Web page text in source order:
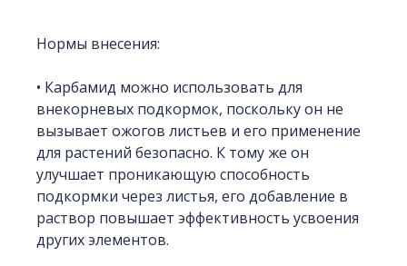
Нормы внесения:
• Карбамид можно использовать для
внекорневых подкормок, поскольку он не
вызывает ожогов листьев и его применение
для растений безопасно. К тому же он
улучшает проникающую способность
подкормки через листья, его добавление в
раствор повышает эффективность усвоения
других элементов.